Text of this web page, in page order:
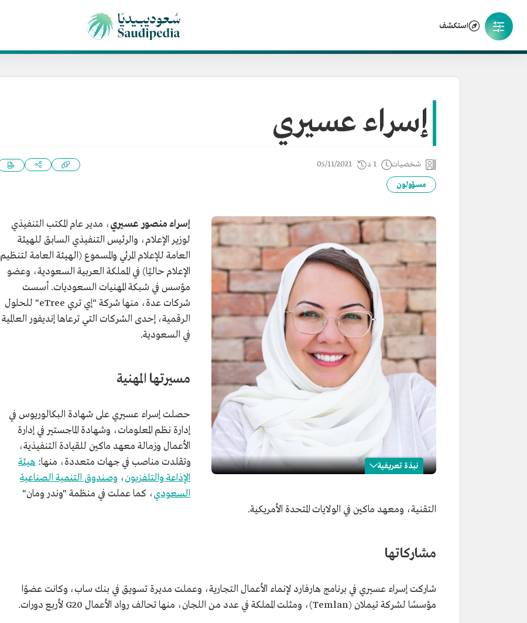
استكشف
إسراء عسيري
شخصيات 1 د 05/11/2021
مسؤولون
نبذة تعريفية
الاسم
إسراء عسيري.
مناصب سابقة
ماجستير في إدارة الأعمال.
من العضويات
عضو مؤسس في شبكة المهنيات السعوديات.
إسراء منصور عسيري، مدير عام المكتب التنفيذي
لوزير الإعلام، والرئيس التنفيذي السابق للهيئة
العامة للإعلام المرئي والمسموع (الهيئة العامة لتنظيم
الإعلام حاليًا) في المملكة العربية السعودية، وعضو
مؤسس في شبكة المهنيات السعوديات. أسست
شركات عدة، منها شركة "إي تري eTree" للحلول
الرقمية، إحدى الشركات التي ترعاها إنديفور العالمية
في السعودية.
مسيرتها المهنية
حصلت إسراء عسيري على شهادة البكالوريوس في
إدارة نظم المعلومات، وشهادة الماجستير في إدارة
الأعمال وزمالة معهد ماكين للقيادة التنفيذية،
وتقلدت مناصب في جهات متعددة، منها: هيئة
الإذاعة والتلفزيون، وصندوق التنمية الصناعية
السعودي، كما عملت في منظمة "وندر ومان"
التقنية، ومعهد ماكين في الولايات المتحدة الأمريكية.
مشاركاتها
شاركت إسراء عسيري في برنامج هارفارد لإنماء الأعمال التجارية، وعملت مديرة تسويق في بنك ساب، وكانت عضوًا
مؤسسًا لشركة تيملان (Temlan)، ومثلت المملكة في عدد من اللجان، منها تحالف رواد الأعمال G20 لأربع دورات.